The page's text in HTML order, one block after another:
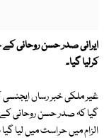
ایرانی صدر حسن روحانی کے
کرلیا گیا۔
غیر ملکی خبر رساں
گیا کہ صدر حسن روحانی
الزام میں حراست میں لیا